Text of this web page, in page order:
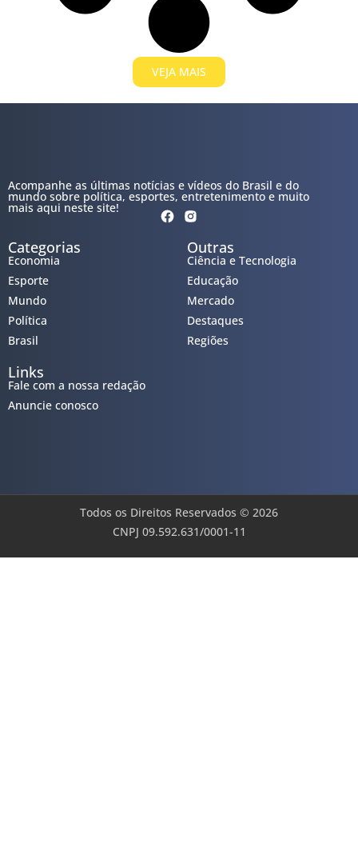
VEJA MAIS
Acompanhe as últimas notícias e vídeos do Brasil e do
mundo sobre política, esportes, entretenimento e muito
mais aqui neste site!
Categorias
Economia
Esporte
Mundo
Política
Brasil
Outras
Ciência e Tecnologia
Educação
Mercado
Destaques
Regiões
Links
Fale com a nossa redação
Anuncie conosco
Todos os Direitos Reservados © 2026
CNPJ 09.592.631/0001-11